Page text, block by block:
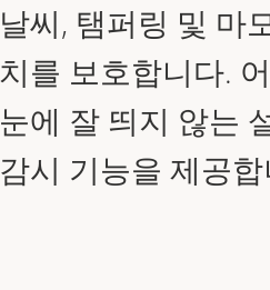
날씨, 탬퍼링 및 마
치를 보호합니다.
눈에 잘 띄지 않는
감시 기능을 제공